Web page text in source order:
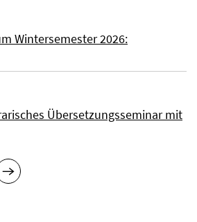
Wintersemester 2026:
Übersetzungsseminar mit